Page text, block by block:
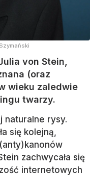
von Stein,
(oraz
wieku zaledwie
twarzy.
naturalne rysy.
się kolejną,
zachwycała się
internetowych